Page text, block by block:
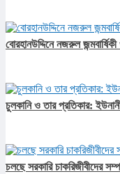
বোরহানউদ্দিনে নজরুল
চুলকানি ও তার প্রতিকার:
চলছে সরকারি চাকরিজীবীদের